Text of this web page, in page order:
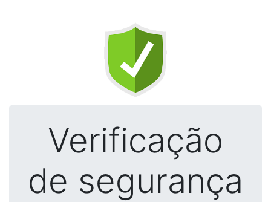
Verificação
de segurança